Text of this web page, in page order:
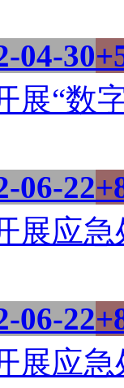
04-30
展“数
06-22
展应
06-22
展应